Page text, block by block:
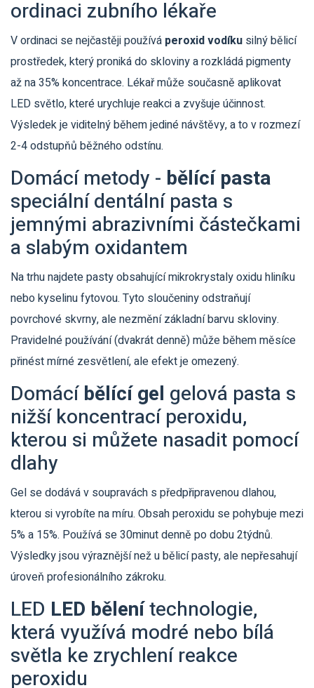
ordinaci zubního lékaře
V ordinaci se nejčastěji používá peroxid vodíku silný bělicí
prostředek, který proniká do skloviny a rozkládá pigmenty
až na 35% koncentrace. Lékař může současně aplikovat
LED světlo, které urychluje reakci a zvyšuje účinnost.
Výsledek je viditelný během jediné návštěvy, a to v rozmezí
2-4 odstupňů běžného odstínu.
Domácí metody - bělící pasta
speciální dentální pasta s
jemnými abrazivními částečkami
a slabým oxidantem
Na trhu najdete pasty obsahující mikrokrystaly oxidu hliníku
nebo kyselinu fytovou. Tyto sloučeniny odstraňují
povrchové skvrny, ale nezmění základní barvu skloviny.
Pravidelné používání (dvakrát denně) může během měsíce
přinést mírné zesvětlení, ale efekt je omezený.
Domácíbělící gel gelová pasta s
nižší koncentrací peroxidu,
kterou si můžete nasadit pomocí
dlahy
Gel se dodává v soupravách s předpřipravenou dlahou,
kterou si vyrobíte na míru. Obsah peroxidu se pohybuje mezi
5% a 15%. Používá se 30minut denně po dobu 2týdnů.
Výsledky jsou výraznější než u bělicí pasty, ale nepřesahují
úroveň profesionálního zákroku.
LED LED bělenítechnologie,
která využívá modré nebo bílá
světla ke zrychlení reakce
peroxidu